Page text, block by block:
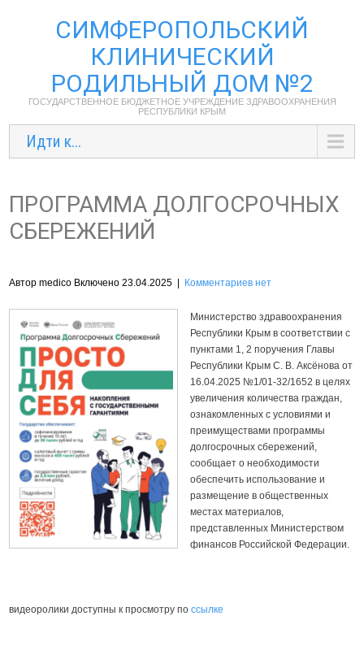
СИМФЕРОПОЛЬСКИЙ
КЛИНИЧЕСКИЙ
РОДИЛЬНЫЙ ДОМ №2
ГОСУДАРСТВЕННОЕ БЮДЖЕТНОЕ УЧРЕЖДЕНИЕ ЗДРАВООХРАНЕНИЯ
РЕСПУБЛИКИ КРЫМ
Идти к...
ПРОГРАММА ДОЛГОСРОЧНЫХ
СБЕРЕЖЕНИЙ
Автор medico Включено 23.04.2025 Комментариев нет
Министерство здравоохранения
Республики Крым в соответствии с
пунктами 1, 2 поручения Главы
Республики Крым С. В. Аксёнова от
16.04.2025 №1/01-32/1652 в целях
увеличения количества граждан,
ознакомленных с условиями и
преимуществами программы
долгосрочных сбережений,
сообщает о необходимости
обеспечить использование и
размещение в общественных
местах материалов,
представленных Министерством
финансов Российской Федерации.
видеоролики доступны к просмотру поссылке